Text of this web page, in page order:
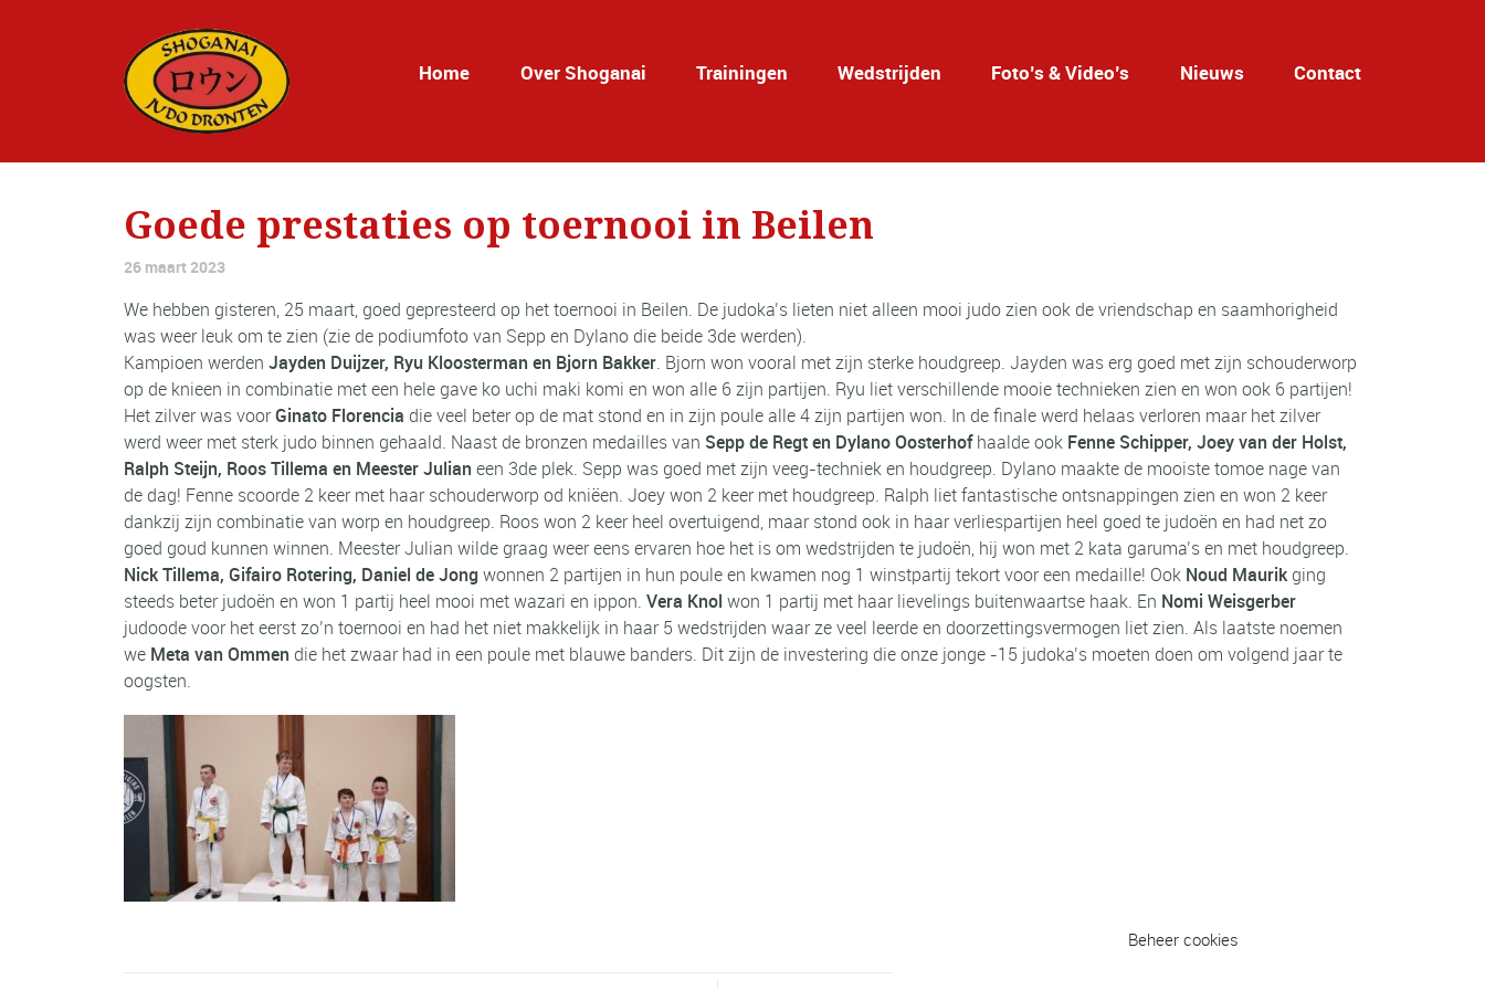
Beheer cookies
Home Over Shoganai Trainingen Wedstrijden Foto’s & Video’s Nieuws Contact
Goede prestaties op toernooi in Beilen
26 maart 2023
We hebben gisteren, 25 maart, goed gepresteerd op het toernooi in Beilen. De judoka’s lieten niet alleen mooi judo zien ook de vriendschap en saamhorigheid
was weer leuk om te zien (zie de podiumfoto van Sepp en Dylano die beide 3de werden).
Kampioen werden Jayden Duijzer, Ryu Kloosterman en Bjorn Bakker. Bjorn won vooral met zijn sterke houdgreep. Jayden was erg goed met zijn schouderworp
op de knieen in combinatie met een hele gave ko uchi maki komi en won alle 6 zijn partijen. Ryu liet verschillende mooie technieken zien en won ook 6 partijen!
Het zilver was voorGinato Florencia die veel beter op de mat stond en in zijn poule alle 4 zijn partijen won. In de finale werd helaas verloren maar het zilver
werd weer met sterk judo binnen gehaald. Naast de bronzen medailles van Sepp de Regt en Dylano Oosterhofhaalde ook Fenne Schipper, Joey van der Holst,
Ralph Steijn, Roos Tillema en Meester Julian een 3de plek. Sepp was goed met zijn veeg-techniek en houdgreep. Dylano maakte de mooiste tomoe nage van
de dag! Fenne scoorde 2 keer met haar schouderworp od kniëen. Joey won 2 keer met houdgreep. Ralph liet fantastische ontsnappingen zien en won 2 keer
dankzij zijn combinatie van worp en houdgreep. Roos won 2 keer heel overtuigend, maar stond ook in haar verliespartijen heel goed te judoën en had net zo
goed goud kunnen winnen. Meester Julian wilde graag weer eens ervaren hoe het is om wedstrijden te judoën, hij won met 2 kata garuma’s en met houdgreep.
Nick Tillema, Gifairo Rotering, Daniel de Jong wonnen 2 partijen in hun poule en kwamen nog 1 winstpartij tekort voor een medaille! Ook Noud Maurikging
steeds beter judoën en won 1 partij heel mooi met wazari en ippon. Vera Knol won 1 partij met haar lievelings buitenwaartse haak. En Nomi Weisgerber
judoode voor het eerst zo’n toernooi en had het niet makkelijk in haar 5 wedstrijden waar ze veel leerde en doorzettingsvermogen liet zien. Als laatste noemen
we Meta van Ommen die het zwaar had in een poule met blauwe banders. Dit zijn de investering die onze jonge -15 judoka’s moeten doen om volgend jaar te
oogsten.